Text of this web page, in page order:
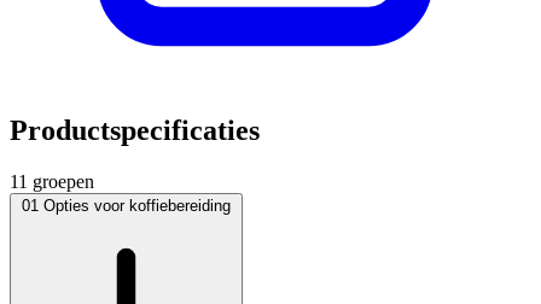
Productspecificaties
11 groepen
01 Opties voor koffiebereiding